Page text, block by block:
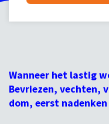
Wanneer het lastig
Bevriezen, vechten,
dom, eerst